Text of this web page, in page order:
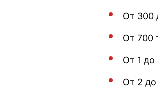
От 300
От 700
От 1
От 2